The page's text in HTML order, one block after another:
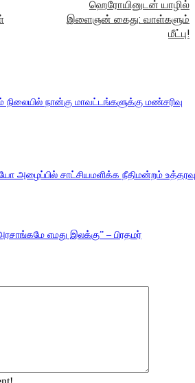
ஹெரோயினுடன் யாழில்
இளைஞன் கைது: வாள்களும்
மீட்பு!
நான்கு மாவட்டங்களுக்கு மண்சரிவு
அழைப்பில் சாட்சியமளிக்க நீதிமன்றம் உத்தரவு
எமது இலக்கு” – பிரதமர்